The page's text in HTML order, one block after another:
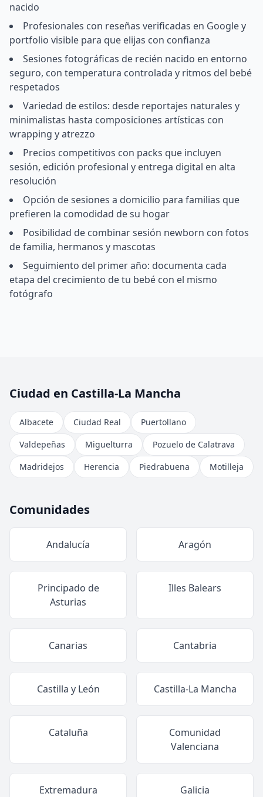
nacido
Profesionales con reseñas verificadas en Google y
portfolio visible para que elijas con confianza
Sesiones fotográficas de recién nacido en entorno
seguro, con temperatura controlada y ritmos del bebé
respetados
Variedad de estilos: desde reportajes naturales y
minimalistas hasta composiciones artísticas con
wrapping y atrezzo
Precios competitivos con packs que incluyen
sesión, edición profesional y entrega digital en alta
resolución
Opción de sesiones a domicilio para familias que
prefieren la comodidad de su hogar
Posibilidad de combinar sesión newborn con fotos
de familia, hermanos y mascotas
Seguimiento del primer año: documenta cada
etapa del crecimiento de tu bebé con el mismo
fotógrafo
Ciudad en Castilla-La Mancha
Albacete Ciudad Real
Puertollano
Valdepeñas
Miguelturra
Pozuelo de Calatrava
Madridejos
Herencia Piedrabuena Motilleja
Comunidades
Andalucía Aragón
Principado de
Asturias
Illes Balears
Canarias Cantabria
Castilla y León Castilla-La Mancha
Cataluña
Comunidad
Valenciana
Extremadura Galicia